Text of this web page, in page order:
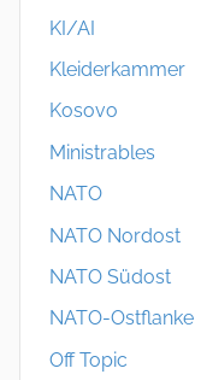
KI/AI
Kleiderkammer
Kosovo
Ministrables
NATO
NATO Nordost
NATO Südost
NATO-Ostflanke
Off Topic